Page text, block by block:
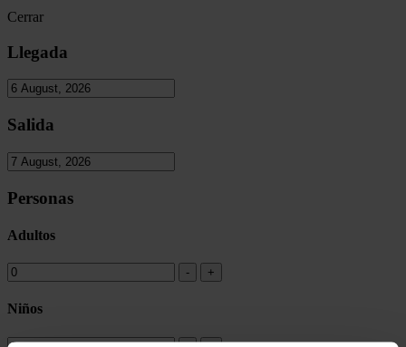
Cerrar
Llegada
Salida
Personas
Adultos
Niños